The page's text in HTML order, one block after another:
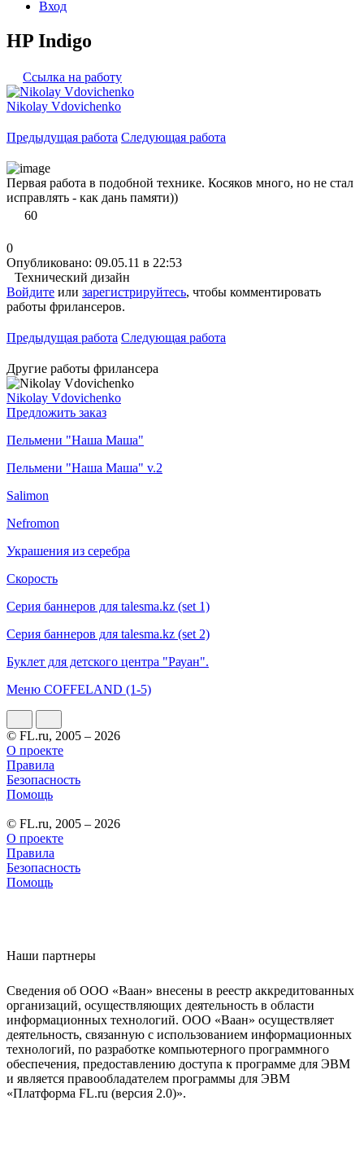
Вход
HP Indigo
Ссылка на работу
Nikolay Vdovichenko
Предыдущая работа Следующая работа
Первая работа в подобной технике. Косяков много, но не стал
исправлять - как дань памяти))
60
0
Опубликовано: 09.05.11 в 22:53
Технический дизайн
Войдите или зарегистрируйтесь, чтобы комментировать
работы фрилансеров.
Предыдущая работа Следующая работа
Другие работы фрилансера
Nikolay Vdovichenko
Предложить заказ
Пельмени "Наша Маша"
Пельмени "Наша Маша" v.2
Salimon
Nefromon
Украшения из серебра
Скорость
Серия баннеров для talesma.kz (set 1)
Серия баннеров для talesma.kz (set 2)
Буклет для детского центра "Рауан".
Меню COFFELAND (1-5)
© FL.ru, 2005 – 2026
О проекте
Правила
Безопасность
Помощь
© FL.ru, 2005 – 2026
О проекте
Правила
Безопасность
Помощь
Наши партнеры
Сведения об ООО «Ваан» внесены в реестр аккредитованных
организаций, осуществляющих деятельность в области
информационных технологий. ООО «Ваан» осуществляет
деятельность, связанную с использованием информационных
технологий, по разработке компьютерного программного
обеспечения, предоставлению доступа к программе для ЭВМ
и является правообладателем программы для ЭВМ
«Платформа FL.ru (версия 2.0)».